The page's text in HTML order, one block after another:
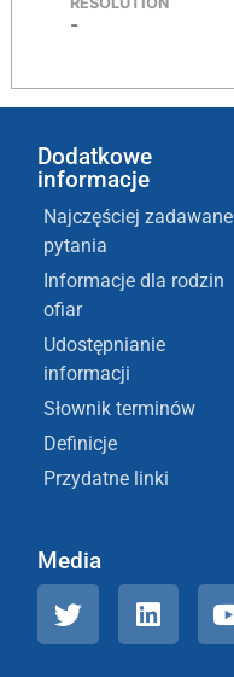
-
Dodatkowe
informacje
Najczęściej zadawane
pytania
Informacje dla rodzin
ofiar
Udostępnianie
informacji
Słownik terminów
Definicje
Przydatne linki
Media